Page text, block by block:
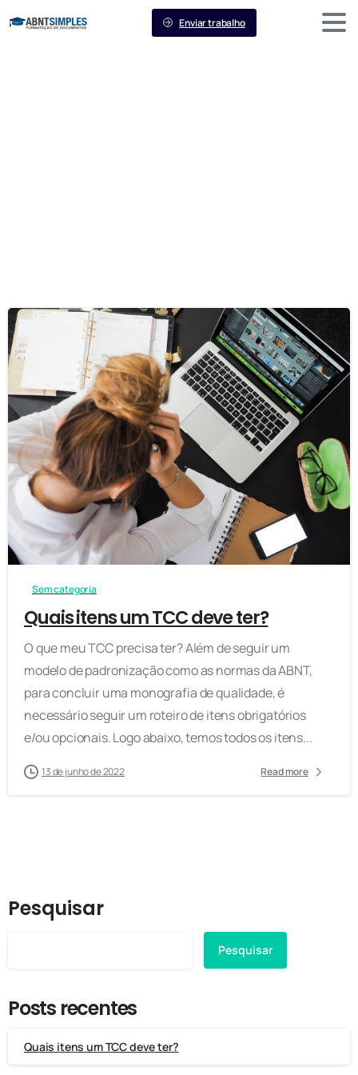
Enviar trabalho
Sem categoria
Quais itens um TCC deve ter?
O que meu TCC precisa ter? Além de seguir um
modelo de padronização como as normas da ABNT,
para concluir uma monografia de qualidade, é
necessário seguir um roteiro de itens obrigatórios
e/ou opcionais. Logo abaixo, temos todos os itens...
13 de junho de 2022 Read more
Pesquisar
Pesquisar
Posts recentes
Quais itens um TCC deve ter?